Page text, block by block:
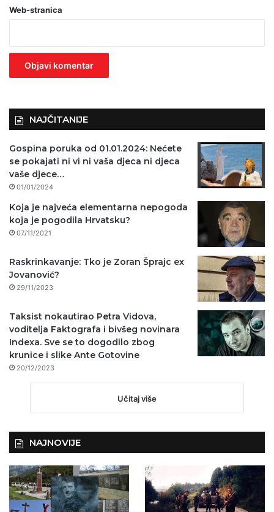
v
z
Web-stranica
NAJČITANIJE
Gospina poruka od 01.01.2024: Nećete
se pokajati ni vi ni vaša djeca ni djeca
vaše djece…
01/01/2024
Koja je najveća elementarna nepogoda
koja je pogodila Hrvatsku?
07/11/2021
Raskrinkavanje: Tko je Zoran Šprajc ex
Jovanović?
29/11/2023
Taksist nokautirao Petra Vidova,
voditelja Faktografa i bivšeg novinara
Indexa. Sve se to dogodilo zbog
krunice i slike Ante Gotovine
20/12/2023
Učitaj više
NAJNOVIJE